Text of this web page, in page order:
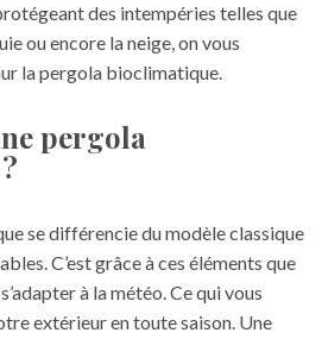
des intempéries telles que
ou encore la neige, on vous
la pergola bioclimatique.
pergola
se différencie du modèle classique
C’est grâce à ces éléments que
à la météo. Ce qui vous
extérieur en toute saison. Une